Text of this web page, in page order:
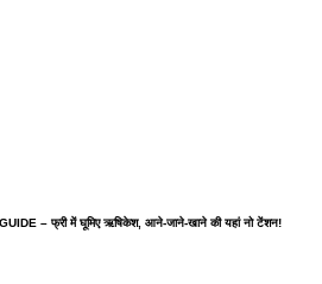
– फ्री में घूमिए ऋषिकेश, आने-जाने-खाने की यहां नो टेंशन!